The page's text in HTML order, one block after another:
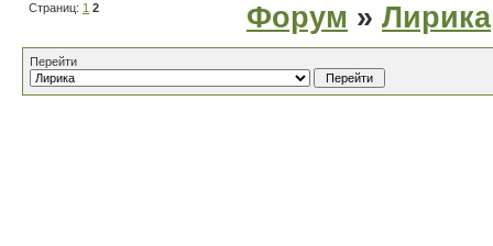
Страниц: 1 2 Форум » Лирика
Перейти